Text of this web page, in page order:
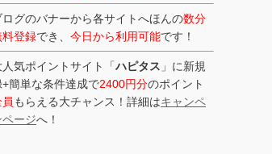
ログのバナーから各サイトへほんの数分
料登録でき、 今日から利用可能です！
人気ポイントサイト「ハピタス 」に新規
+簡単な条件達成で2400円分のポイント
もらえる大チャンス！詳細はキャンペ
ページへ！